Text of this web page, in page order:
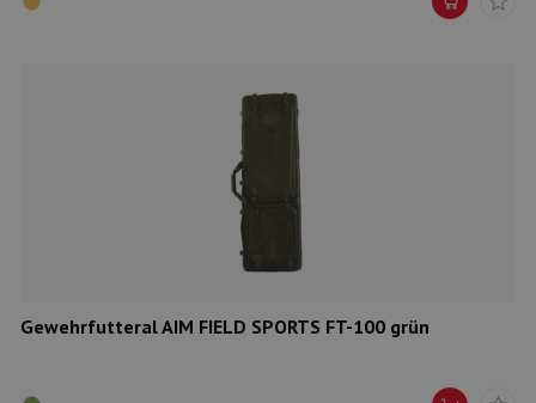
Gewehrfutteral AIM FIELD SPORTS FT-100 grün